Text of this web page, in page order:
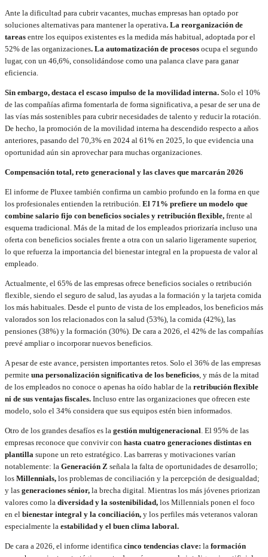
Ante la dificultad para cubrir vacantes, muchas empresas han optado por
soluciones alternativas para mantener la operativa. La reorganización de
tareas entre los equipos existentes es la medida más habitual, adoptada por el
52% de las organizaciones. La automatización de procesos ocupa el segundo
lugar, con un 46,6%, consolidándose como una palanca clave para ganar
eficiencia.
Sin embargo, destaca el escaso impulso de la movilidad interna. Solo el 10%
de las compañías afirma fomentarla de forma significativa, a pesar de ser una de
las vías más sostenibles para cubrir necesidades de talento y reducir la rotación.
De hecho, la promoción de la movilidad interna ha descendido respecto a años
anteriores, pasando del 70,3% en 2024 al 61% en 2025, lo que evidencia una
oportunidad aún sin aprovechar para muchas organizaciones.
Compensación total, reto generacional y las claves que marcarán 2026
El informe de Pluxee también confirma un cambio profundo en la forma en que
los profesionales entienden la retribución. El 71% prefiere un modelo que
combine salario fijo con beneficios sociales y retribución flexible, frente al
esquema tradicional. Más de la mitad de los empleados priorizaría incluso una
oferta con beneficios sociales frente a otra con un salario ligeramente superior,
lo que refuerza la importancia del bienestar integral en la propuesta de valor al
empleado.
Actualmente, el 65% de las empresas ofrece beneficios sociales o retribución
flexible, siendo el seguro de salud, las ayudas a la formación y la tarjeta comida
los más habituales. Desde el punto de vista de los empleados, los beneficios más
valorados son los relacionados con la salud (53%), la comida (42%), las
pensiones (38%) y la formación (30%). De cara a 2026, el 42% de las compañías
prevé ampliar o incorporar nuevos beneficios.
A pesar de este avance, persisten importantes retos. Solo el 36% de las empresas
permite una personalización significativa de los beneficios , y más de la mitad
de los empleados no conoce o apenas ha oído hablar de la retribución flexible
ni de sus ventajas fiscales. Incluso entre las organizaciones que ofrecen este
modelo, solo el 34% considera que sus equipos estén bien informados.
Otro de los grandes desafíos es la gestión multigeneracional . El 95% de las
empresas reconoce que convivir con hasta cuatro generaciones distintas en
plantilla supone un reto estratégico. Las barreras y motivaciones varían
notablemente: la Generación Z señala la falta de oportunidades de desarrollo;
los Millennials, los problemas de conciliación y la percepción de desigualdad;
y las generaciones sénior, la brecha digital. Mientras los más jóvenes priorizan
valores como la diversidad y la sostenibilidad, los Millennials ponen el foco
en el bienestar integral y la conciliación, y los perfiles más veteranos valoran
especialmente la estabilidad y el buen clima laboral.
De cara a 2026, el informe identifica cinco tendencias clave: la formación